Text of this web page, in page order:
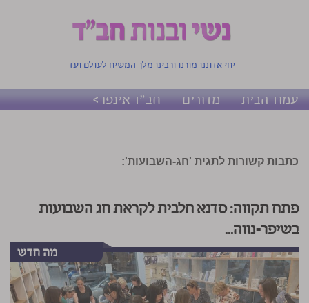
יחי אדוננו מורנו ורבינו מלך המשיח לעולם ועד
עמוד הבית מדורים חב"ד אינפו >
כתבות קשורות לתגית 'חג-השבועות':
פתח תקווה: סדנא חלבית לקראת חג השבועות
בשיפר-נווה...